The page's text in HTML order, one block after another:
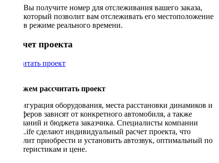
Вы получите номер для отслеживания вашего заказа,
который позволит вам отслеживать его местоположение
в режиме реального времени.
Рассчет проекта
Рассчитать проект
Поможем рассчитать проект
Конфигурация оборудования, места расстановки динамиков и
сабвуферов зависят от конкретного автомобиля, а также
пожеланий и бюджета заказчика. Специалисты компании
DriveLife сделают индивидуальный расчет проекта, что
позволит приобрести и установить автозвук, оптимальный по
характеристикам и цене.